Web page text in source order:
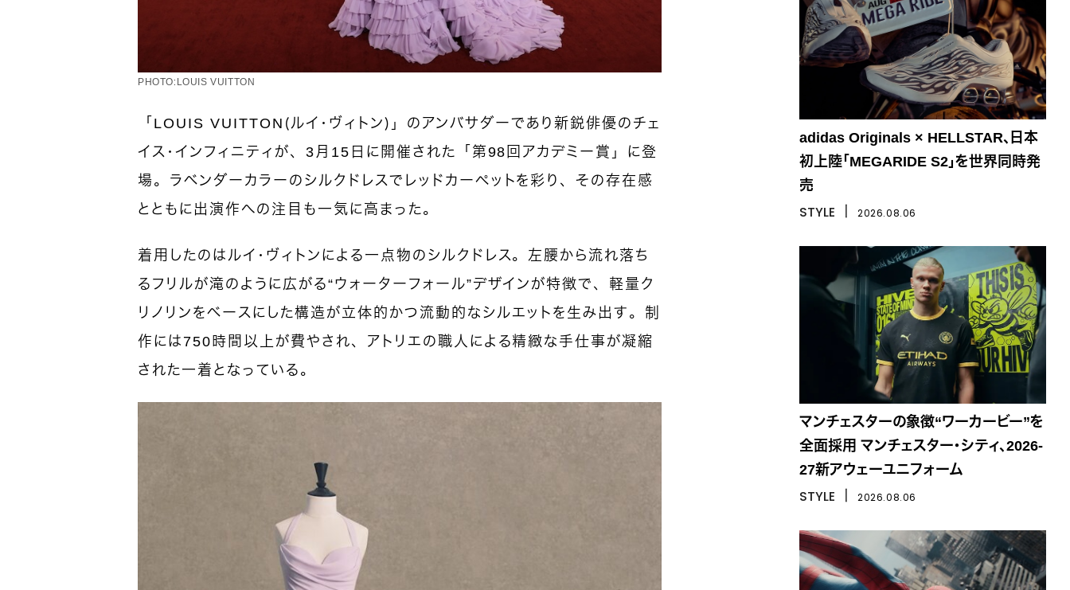
PHOTO：LOUIS VUITTON
「LOUIS VUITTON（ルイ・ヴィトン）」のアンバサダーであり新鋭俳優のチェ
イス・インフィニティが、3月15日に開催された「第98回アカデミー賞」に登
場。ラベンダーカラーのシルクドレスでレッドカーペットを彩り、その存在感
とともに出演作への注目も一気に高まった。
着用したのはルイ・ヴィトンによる一点物のシルクドレス。左腰から流れ落ち
るフリルが滝のように広がる“ウォーターフォール”デザインが特徴で、軽量ク
リノリンをベースにした構造が立体的かつ流動的なシルエットを生み出す。制
作には750時間以上が費やされ、アトリエの職人による精緻な手仕事が凝縮
された一着となっている。
adidas Originals × HELLSTAR、日本
初上陸「MEGARIDE S2」を世界同時発
売
STYLE 2026.08.06
マンチェスターの象徴“ワーカービー”を
全面採用 マンチェスター・シティ、2026-
27新アウェーユニフォーム
STYLE 2026.08.06